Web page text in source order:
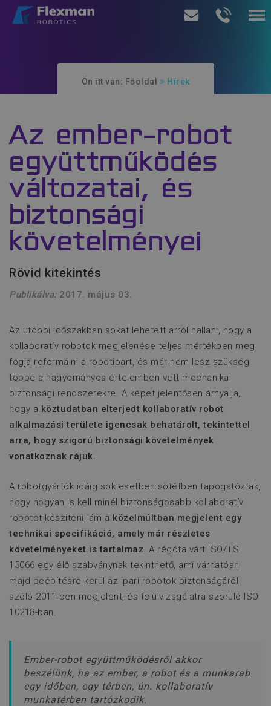
Termékeink
Ajánlatkérés
Ön itt van: Főoldal Hírek
Az ember-robot
együttműködés
változatai, és
biztonsági
követelményei
Rövid kitekintés
Publikálva:2017. május 03.
Az utóbbi időszakban sokat lehetett arról hallani, hogy a
kollaboratív robotok megjelenése teljes mértékben meg
fogja reformálni a robotipart, és már nem lesz szükség
többé a hagyományos értelemben vett mechanikai
biztonsági rendszerekre. A képet jelentősen árnyalja,
hogy a köztudatban elterjedt kollaboratív robot
alkalmazási területe igencsak behatárolt, tekintettel
arra, hogy szigorú biztonsági követelmények
vonatkoznak rájuk.
A robotgyártók idáig sok esetben sötétben tapogatóztak,
hogy hogyan is kell minél biztonságosabb kollaboratív
robotot készíteni, ám a közelmúltban megjelent egy
technikai specifikáció, amely már részletes
követelményeket is tartalmaz. A régóta várt ISO/TS
15066 egy élő szabványnak tekinthető, ami várhatóan
majd beépítésre kerül az ipari robotok biztonságáról
szóló 2011-ben megjelent, és felülvizsgálatra szoruló ISO
10218-ban.
Ember-robot együttműködésről akkor
beszélünk, ha az ember, a robot és a munkarab
egy időben, egy térben, ún. kollaboratív
munkatérben tartózkodik.